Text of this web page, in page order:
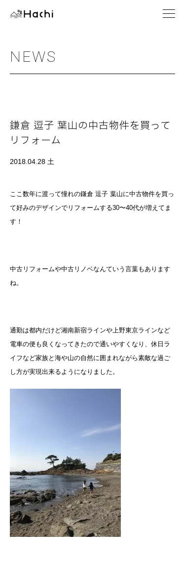
NEWS
鎌倉 逗子 葉山の中古物件を買って
リフォーム
2018.04.28 土
ここ数年に渡って憧れの鎌倉 逗子 葉山に中古物件を買っ
て好みのデザインでリフォームする30〜40代が増えてま
す！
中古リフォームや中古リノベなんていう言葉もあります
ね。
通勤は都内だけど湘南新宿ラインや上野東京ラインなど
電車の便も良くなってきたので通いやすくなり、休日ラ
イフなど家族と海や山の自然に囲まれながら素敵な過ご
し方が実現出来るようになりました。